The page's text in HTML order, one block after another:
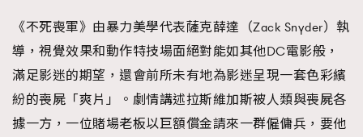
《不死喪軍》由暴力美學代表薩克薛達（Zack Snyder）執
導，視覺效果和動作特技場面絕對能如其他DC電影般，
滿足影迷的期望，還會前所未有地為影迷呈現一套色彩繽
紛的喪屍「爽片」。劇情講述拉斯維加斯被人類與喪屍各
據一方，一位賭場老板以巨額償金請來一群僱傭兵，要他